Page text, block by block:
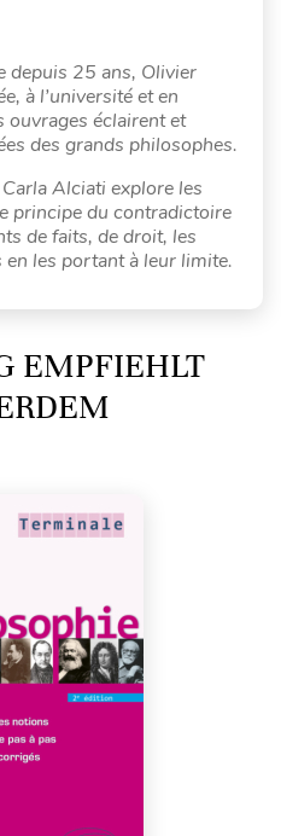
depuis 25 ans, Olivier
à l’université et en
ouvrages éclairent et
des grands philosophes.
Alciati explore les
principe du contradictoire
de faits, de droit, les
les portant à leur limite.
EMPFIEHLT